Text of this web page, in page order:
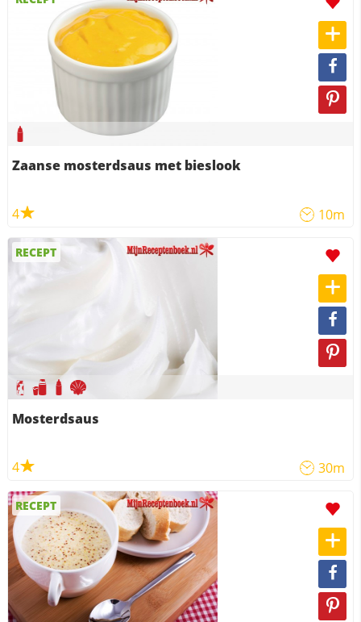
Zaanse mosterdsaus met bieslook
4 10m
RECEPT
Mosterdsaus
4 30m
RECEPT